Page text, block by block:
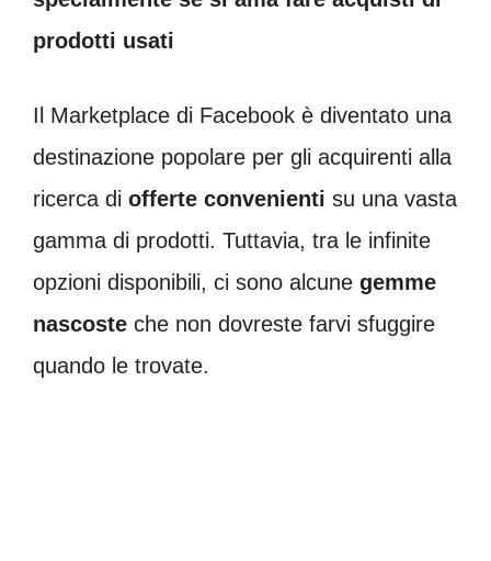
prodotti usati
Il Marketplace di Facebook è diventato una
destinazione popolare per gli acquirenti alla
ricerca di offerte convenienti su una vasta
gamma di prodotti. Tuttavia, tra le infinite
opzioni disponibili, ci sono alcune gemme
nascoste che non dovreste farvi sfuggire
quando le trovate.